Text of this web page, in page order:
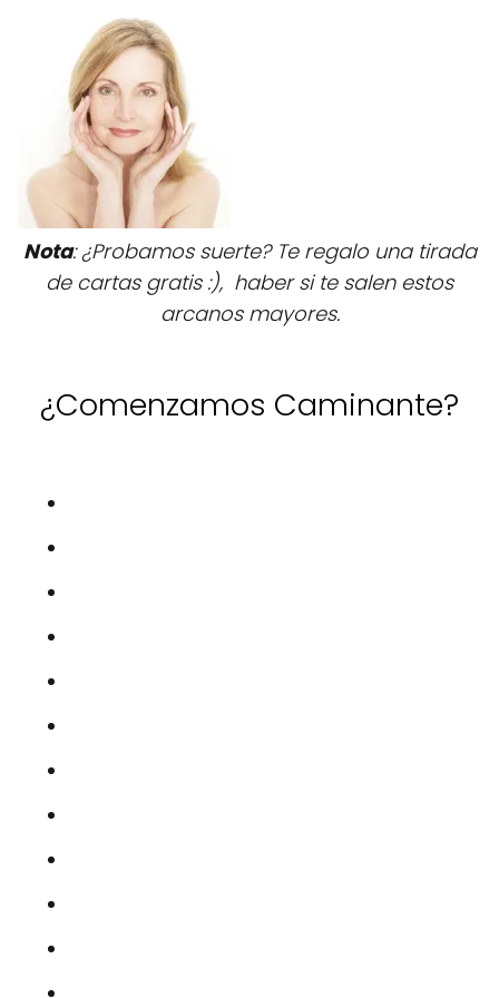
Nota: ¿Probamos suerte? Te regalo una tirada
de cartas gratis :), haber si te salen estos
arcanos mayores.
¿Comenzamos Caminante?